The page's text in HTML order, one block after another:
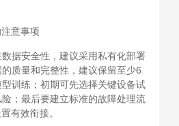
意事项
据安全性，建议采用私有化部署
质量和完整性，建议保留至少6
训练；初期可先选择关键设备试
；最后要建立标准的故障处理流
有效衔接。